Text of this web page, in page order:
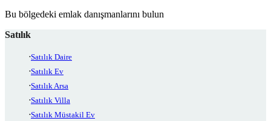
Bu bölgedeki emlak danışmanlarını bulun
Satılık
Satılık Daire
Satılık Ev
Satılık Arsa
Satılık Villa
Satılık Müstakil Ev